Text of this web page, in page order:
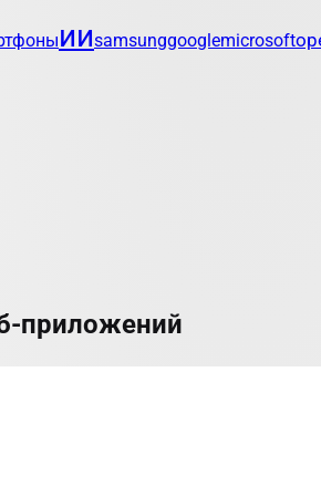
ииsamsunggooglemicrosoft
приложений